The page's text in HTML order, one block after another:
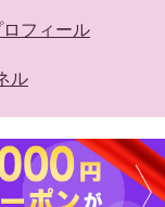
ロフィール
ル